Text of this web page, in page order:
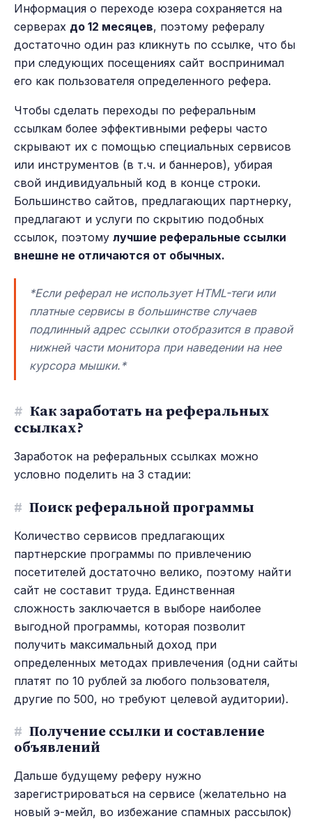
Информация о переходе юзера сохраняется на
серверах до 12 месяцев, поэтому рефералу
достаточно один раз кликнуть по ссылке, что бы
при следующих посещениях сайт воспринимал
его как пользователя определенного рефера.
Чтобы сделать переходы по реферальным
ссылкам более эффективными реферы часто
скрывают их с помощью специальных сервисов
или инструментов (в т.ч. и баннеров), убирая
свой индивидуальный код в конце строки.
Большинство сайтов, предлагающих партнерку,
предлагают и услуги по скрытию подобных
ссылок, поэтому лучшие реферальные ссылки
внешне не отличаются от обычных.
*Если реферал не использует HTML-теги или
платные сервисы в большинстве случаев
подлинный адрес ссылки отобразится в правой
нижней части монитора при наведении на нее
курсора мышки.*
# Как заработать на реферальных
ссылках?
Заработок на реферальных ссылках можно
условно поделить на 3 стадии:
# Поиск реферальной программы
Количество сервисов предлагающих
партнерские программы по привлечению
посетителей достаточно велико, поэтому найти
сайт не составит труда. Единственная
сложность заключается в выборе наиболее
выгодной программы, которая позволит
получить максимальный доход при
определенных методах привлечения (одни сайты
платят по 10 рублей за любого пользователя,
другие по 500, но требуют целевой аудитории).
# Получение ссылки и составление
объявлений
Дальше будущему реферу нужно
зарегистрироваться на сервисе (желательно на
новый э-мейл, во избежание спамных рассылок)